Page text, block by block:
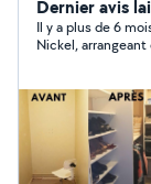
pointilleuse.
Dernier avis
Il y a plus de 6
Nickel,